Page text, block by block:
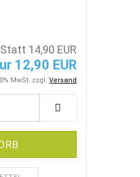
Statt 14,90 EUR
12,90 EUR
MwSt. zzgl. Versand